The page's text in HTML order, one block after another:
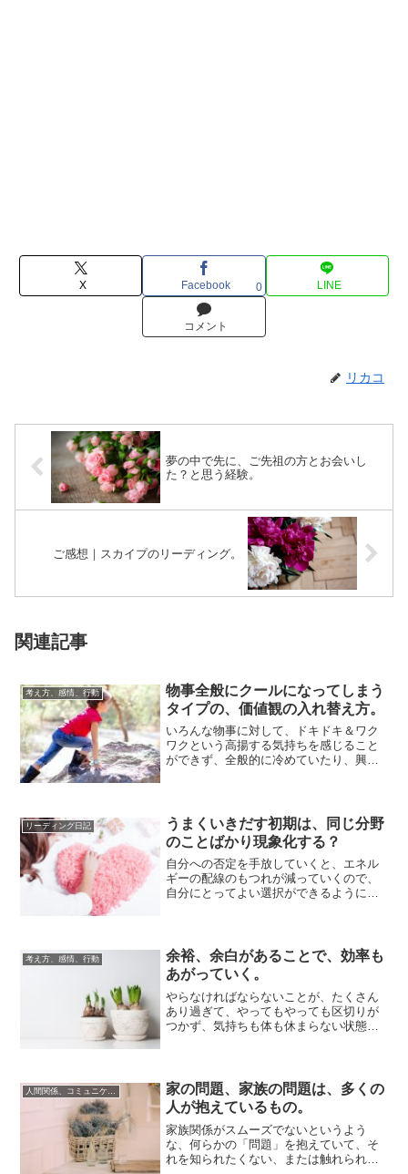
X Facebook 0 LINE
コメント
リカコ
夢の中で先に、ご先祖の方とお会いし
た？と思う経験。
ご感想｜スカイプのリーディング。
関連記事
考え方、感情、行動
物事全般にクールになってしまう
タイプの、価値観の入れ替え方。
いろんな物事に対して、ドキドキ＆ワク
ワクという高揚する気持ちを感じること
ができず、全般的に冷めていたり、興味
リーディング日記
うまくいきだす初期は、同じ分野
のことばかり現象化する？
自分への否定を手放していくと、エネル
ギーの配線のもつれが減っていくので、
自分にとってよい選択ができるようにな
考え方、感情、行動
余裕、余白があることで、効率も
あがっていく。
やらなければならないことが、たくさん
あり過ぎて、やってもやっても区切りが
つかず、気持ちも体も休まらない状態に
人間関係、コミュニケーション
家の問題、家族の問題は、多くの
人が抱えているもの。
家族関係がスムーズでないというよう
な、何らかの「問題」を抱えていて、そ
れを知られたくない、または触れられた